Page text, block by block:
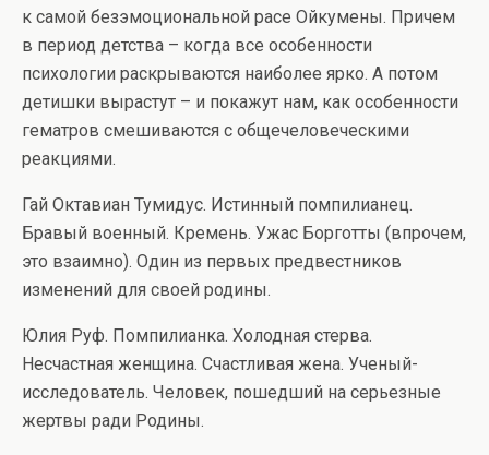
к самой безэмоциональной расе Ойкумены. Причем
в период детства – когда все особенности
психологии раскрываются наиболее ярко. А потом
детишки вырастут – и покажут нам, как особенности
гематров смешиваются с общечеловеческими
реакциями.
Гай Октавиан Тумидус. Истинный помпилианец.
Бравый военный. Кремень. Ужас Борготты (впрочем,
это взаимно). Один из первых предвестников
изменений для своей родины.
Юлия Руф. Помпилианка. Холодная стерва.
Несчастная женщина. Счастливая жена. Ученый-
исследователь. Человек, пошедший на серьезные
жертвы ради Родины.